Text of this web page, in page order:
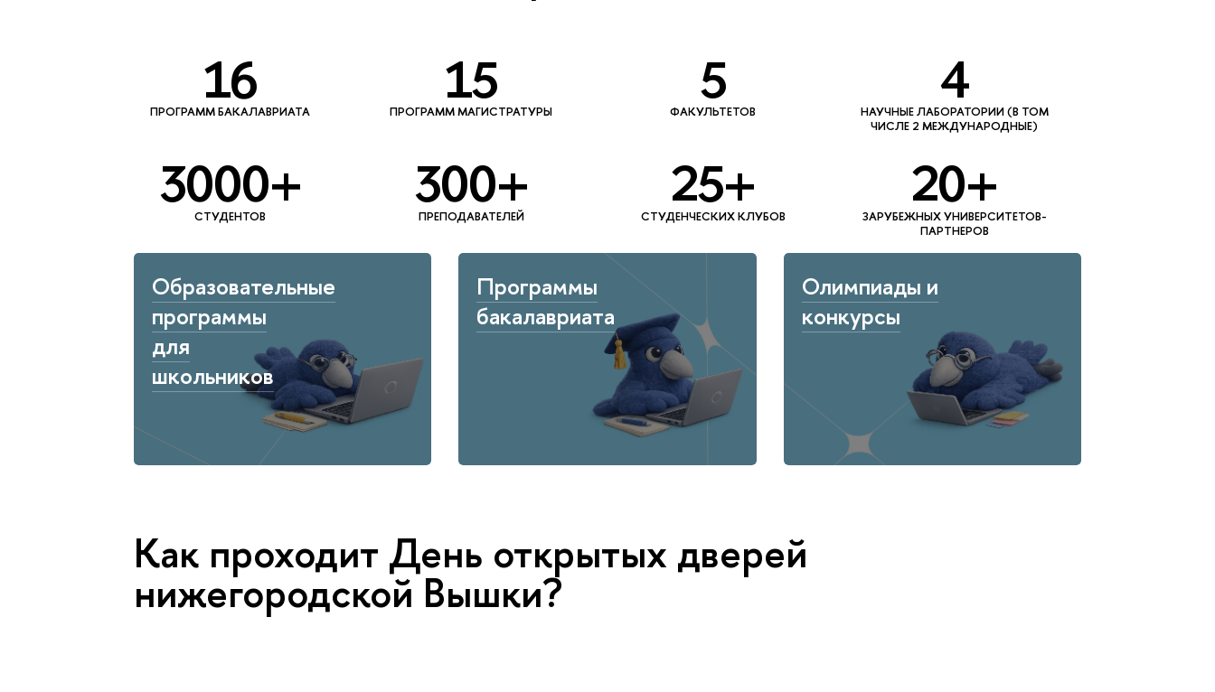
16
ПРОГРАММ БАКАЛАВРИАТА 15
ПРОГРАММ МАГИСТРАТУРЫ 5
ФАКУЛЬТЕТОВ 4
НАУЧНЫЕ ЛАБОРАТОРИИ (В ТОМ
ЧИСЛЕ 2 МЕЖДУНАРОДНЫЕ)
3000+
СТУДЕНТОВ 300+
ПРЕПОДАВАТЕЛЕЙ 25+
СТУДЕНЧЕСКИХ КЛУБОВ 20+
ЗАРУБЕЖНЫХ УНИВЕРСИТЕТОВ-
ПАРТНЕРОВ
Образовательные
программы
для
школьников
Программы
бакалавриата
Олимпиады и
конкурсы
Как проходит День открытых дверей
нижегородской Вышки?